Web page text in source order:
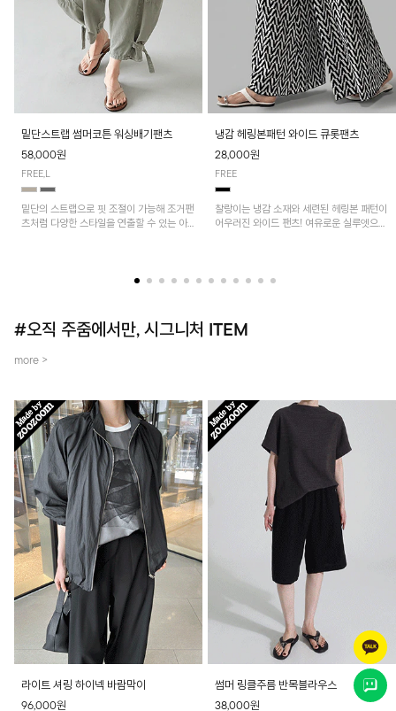
밑단스트랩 썸머코튼 워싱배기팬츠
58,000원
FREE,L
밑단의 스트랩으로 핏 조절이 가능해 조거팬
츠처럼 다양한 스타일을 연출할 수 있는 아
냉감 헤링본패턴 와이드 큐롯팬츠
28,000원
FREE
찰랑이는 냉감 소재와 세련된 헤링본 패턴이
어우러진 와이드 팬츠! 여유로운 실루엣으로
#오직 주줌에서만, 시그니처 ITEM
more >
라이트 셔링 하이넥 바람막이
96,000원
썸머 링클주름 반목블라우스
38,000원